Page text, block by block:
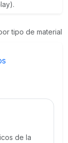
tipo de material
de la